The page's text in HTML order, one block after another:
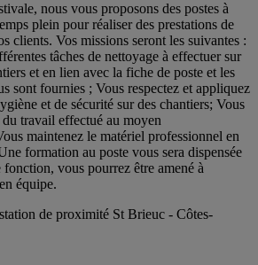
nous vous proposons des postes à
plein pour réaliser des prestations de
clients. Vos missions seront les suivantes :
tâches de nettoyage à effectuer sur
et en lien avec la fiche de poste et les
sont fournies ; Vous respectez et appliquez
et de sécurité sur des chantiers; Vous
travail effectué au moyen
maintenez le matériel professionnel en
formation au poste vous sera dispensée
fonction, vous pourrez être amené à
équipe.
de proximité St Brieuc - Côtes-